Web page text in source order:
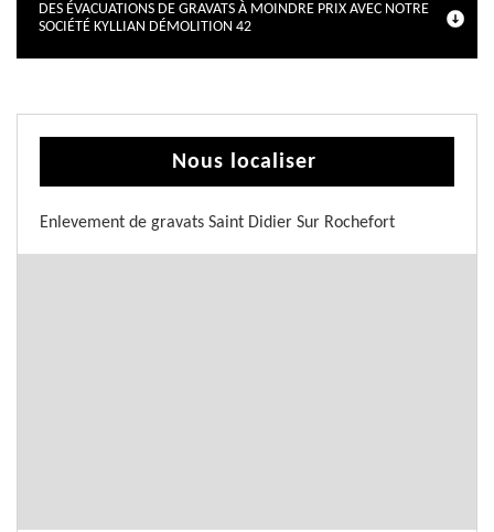
DES ÉVACUATIONS DE GRAVATS À MOINDRE PRIX AVEC NOTRE
SOCIÉTÉ KYLLIAN DÉMOLITION 42
Nous localiser
Enlevement de gravats Saint Didier Sur Rochefort